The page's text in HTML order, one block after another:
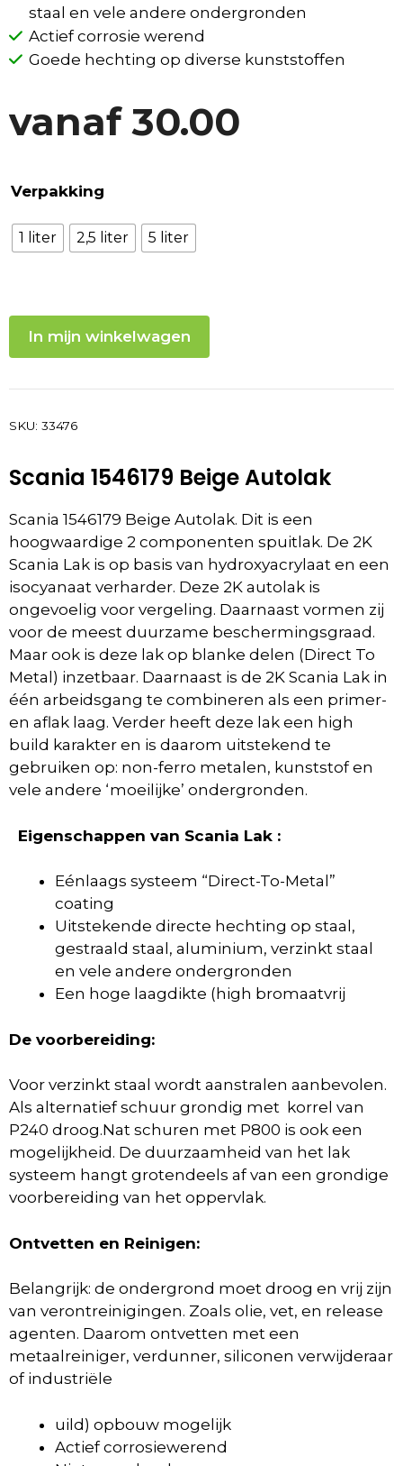
staal en vele andere ondergronden
Actief corrosie werend
Goede hechting op diverse kunststoffen
vanaf30.00
Verpakking
1 liter 2,5 liter 5 liter
In mijn winkelwagen
SKU: 33476
Scania 1546179 Beige Autolak
Scania 1546179 Beige Autolak. Dit is een
hoogwaardige 2 componenten spuitlak. De 2K
Scania Lak is op basis van hydroxyacrylaat en een
isocyanaat verharder. Deze 2K autolak is
ongevoelig voor vergeling. Daarnaast vormen zij
voor de meest duurzame beschermingsgraad.
Maar ook is deze lak op blanke delen (Direct To
Metal) inzetbaar. Daarnaast is de 2K Scania Lak in
één arbeidsgang te combineren als een primer-
en aflak laag. Verder heeft deze lak een high
build karakter en is daarom uitstekend te
gebruiken op: non-ferro metalen, kunststof en
vele andere ‘moeilijke’ ondergronden.
Eigenschappen van Scania Lak :
Eénlaags systeem “Direct-To-Metal”
coating
Uitstekende directe hechting op staal,
gestraald staal, aluminium, verzinkt staal
en vele andere ondergronden
Een hoge laagdikte (high bromaatvrij
De voorbereiding:
Voor verzinkt staal wordt aanstralen aanbevolen.
Als alternatief schuur grondig met korrel van
P240 droog.Nat schuren met P800 is ook een
mogelijkheid. De duurzaamheid van het lak
systeem hangt grotendeels af van een grondige
voorbereiding van het oppervlak.
Ontvetten en Reinigen:
Belangrijk: de ondergrond moet droog en vrij zijn
van verontreinigingen. Zoals olie, vet, en release
agenten. Daarom ontvetten met een
metaalreiniger, verdunner, siliconen verwijderaar
of industriële
uild) opbouw mogelijk
Actief corrosiewerend